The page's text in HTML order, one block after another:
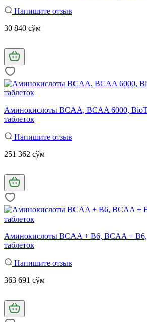
Напишите отзыв
30 840 сўм
Аминокислоты BCAA, BCAA 6000,
таблеток
Напишите отзыв
251 362 сўм
Аминокислоты BCAA + B6, BCAA +
таблеток
Напишите отзыв
363 691 сўм